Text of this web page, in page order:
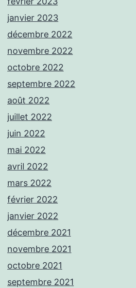
janvier 2023
décembre 2022
novembre 2022
octobre 2022
septembre 2022
août 2022
juillet 2022
juin 2022
mai 2022
avril 2022
mars 2022
février 2022
janvier 2022
décembre 2021
novembre 2021
octobre 2021
septembre 2021